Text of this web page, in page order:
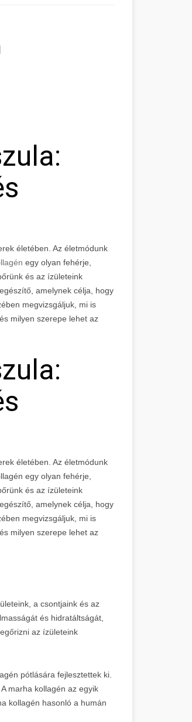
életében. Az életmódunk
egy olyan fehérje,
és az ízületeink
amelynek célja, hogy
megvizsgáljuk, mi is
milyen szerepe lehet az
életében. Az életmódunk
egy olyan fehérje,
és az ízületeink
amelynek célja, hogy
megvizsgáljuk, mi is
milyen szerepe lehet az
a csontjaink és az
és hidratáltságát,
az ízületeink
pótlására fejlesztettek ki.
marha kollagén az egyik
kollagén hasonló a humán